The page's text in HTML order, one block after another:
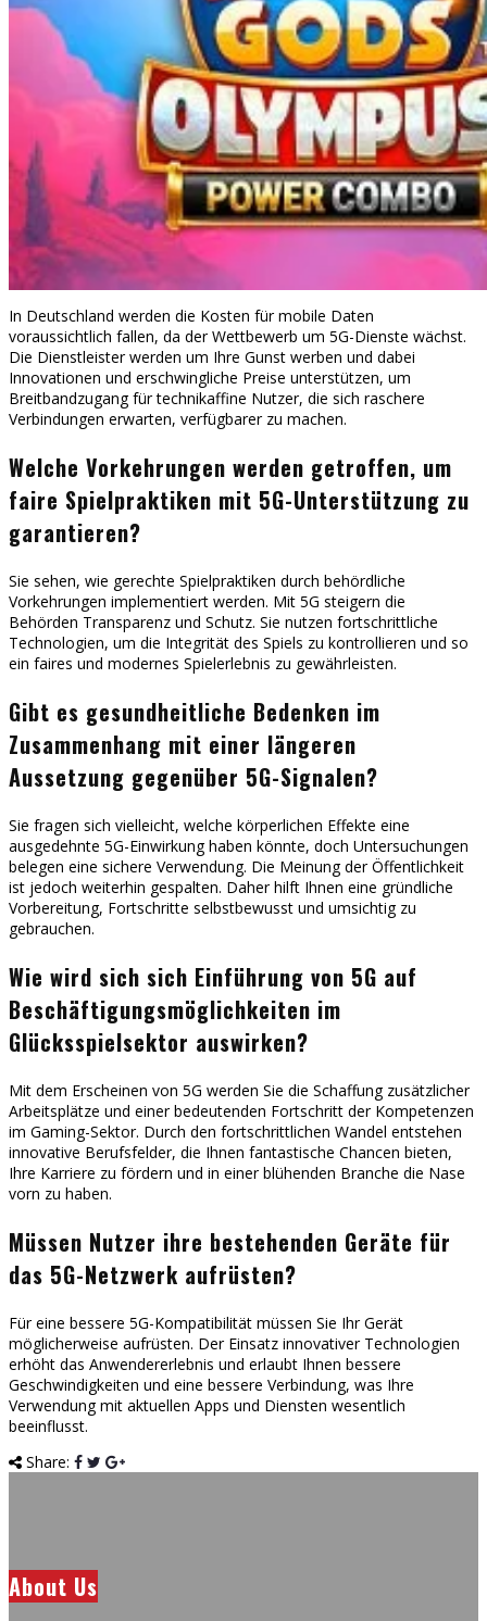
In Deutschland werden die Kosten für mobile Daten
voraussichtlich fallen, da der Wettbewerb um 5G-Dienste wächst.
Die Dienstleister werden um Ihre Gunst werben und dabei
Innovationen und erschwingliche Preise unterstützen, um
Breitbandzugang für technikaffine Nutzer, die sich raschere
Verbindungen erwarten, verfügbarer zu machen.
Welche Vorkehrungen werden getroffen, um
faire Spielpraktiken mit 5G-Unterstützung zu
garantieren?
Sie sehen, wie gerechte Spielpraktiken durch behördliche
Vorkehrungen implementiert werden. Mit 5G steigern die
Behörden Transparenz und Schutz. Sie nutzen fortschrittliche
Technologien, um die Integrität des Spiels zu kontrollieren und so
ein faires und modernes Spielerlebnis zu gewährleisten.
Gibt es gesundheitliche Bedenken im
Zusammenhang mit einer längeren
Aussetzung gegenüber 5G-Signalen?
Sie fragen sich vielleicht, welche körperlichen Effekte eine
ausgedehnte 5G-Einwirkung haben könnte, doch Untersuchungen
belegen eine sichere Verwendung. Die Meinung der Öffentlichkeit
ist jedoch weiterhin gespalten. Daher hilft Ihnen eine gründliche
Vorbereitung, Fortschritte selbstbewusst und umsichtig zu
gebrauchen.
Wie wird sich sich Einführung von 5G auf
Beschäftigungsmöglichkeiten im
Glücksspielsektor auswirken?
Mit dem Erscheinen von 5G werden Sie die Schaffung zusätzlicher
Arbeitsplätze und einer bedeutenden Fortschritt der Kompetenzen
im Gaming-Sektor. Durch den fortschrittlichen Wandel entstehen
innovative Berufsfelder, die Ihnen fantastische Chancen bieten,
Ihre Karriere zu fördern und in einer blühenden Branche die Nase
vorn zu haben.
Müssen Nutzer ihre bestehenden Geräte für
das 5G-Netzwerk aufrüsten?
Für eine bessere 5G-Kompatibilität müssen Sie Ihr Gerät
möglicherweise aufrüsten. Der Einsatz innovativer Technologien
erhöht das Anwendererlebnis und erlaubt Ihnen bessere
Geschwindigkeiten und eine bessere Verbindung, was Ihre
Verwendung mit aktuellen Apps und Diensten wesentlich
beeinflusst.
Share:
About Us